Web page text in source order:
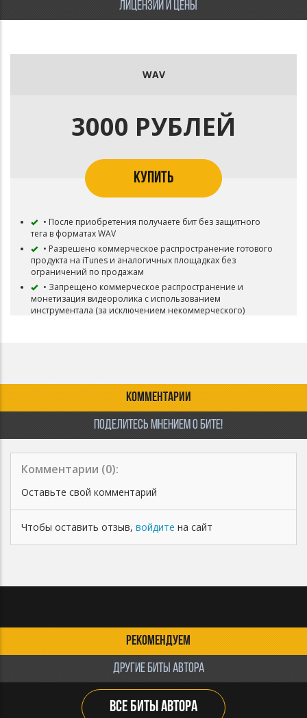
ЛИЦЕНЗИИ И ЦЕНЫ
WAV
3000 РУБЛЕЙ
КУПИТЬ
• После приобретения получаете бит без защитного
тега в форматах WAV
• Разрешено коммерческое распространение готового
продукта на iTunes и аналогичных площадках без
ограничений по продажам
• Запрещено коммерческое распространение и
монетизация видеоролика с использованием
инструментала (за исключением некоммерческого)
КОММЕНТАРИИ
ПОДЕЛИТЕСЬ МНЕНИЕМ О БИТЕ!
Комментарии (0):
Оставьте свой комментарий
Чтобы оставить отзыв, войдите на сайт
РЕКОМЕНДУЕМ
ДРУГИЕ БИТЫ АВТОРА
ВСЕ БИТЫ АВТОРА